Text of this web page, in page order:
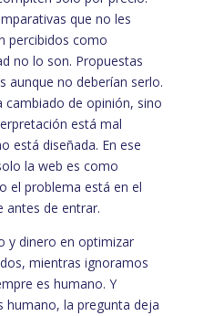
que no les
percibidos como
no lo son. Propuestas
aunque no deberían serlo.
de opinión, sino
está mal
está diseñada. En ese
la web es como
el problema está en el
antes de entrar.
y dinero en optimizar
mientras ignoramos
es humano. Y
la pregunta deja